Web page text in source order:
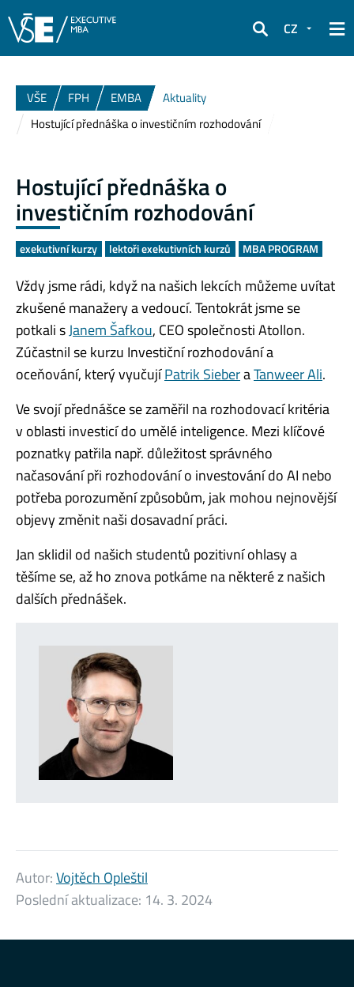
Hledat
CZ
VŠE FPH EMBA
Aktuality
Hostující přednáška o investičním rozhodování
Hostující přednáška o
investičním rozhodování
exekutivní kurzy lektoři exekutivních kurzů MBA PROGRAM
Vždy jsme rádi, když na našich lekcích můžeme uvítat
zkušené manažery a vedoucí. Tentokrát jsme se
potkali sJanem Šafkou, CEO společnosti Atollon.
Zúčastnil se kurzu Investiční rozhodování a
oceňování, který vyučujíPatrik SieberaTanweer Ali.
Ve svojí přednášce se zaměřil na rozhodovací kritéria
v oblasti investicí do umělé inteligence. Mezi klíčové
poznatky patřila např. důležitost správného
načasování při rozhodování o investování do AI nebo
potřeba porozumění způsobům, jak mohou nejnovější
objevy změnit naši dosavadní práci.
Jan sklidil od našich studentů pozitivní ohlasy a
těšíme se, až ho znova potkáme na některé z našich
dalších přednášek.
Autor:Vojtěch Opleštil
Poslední aktualizace: 14. 3. 2024